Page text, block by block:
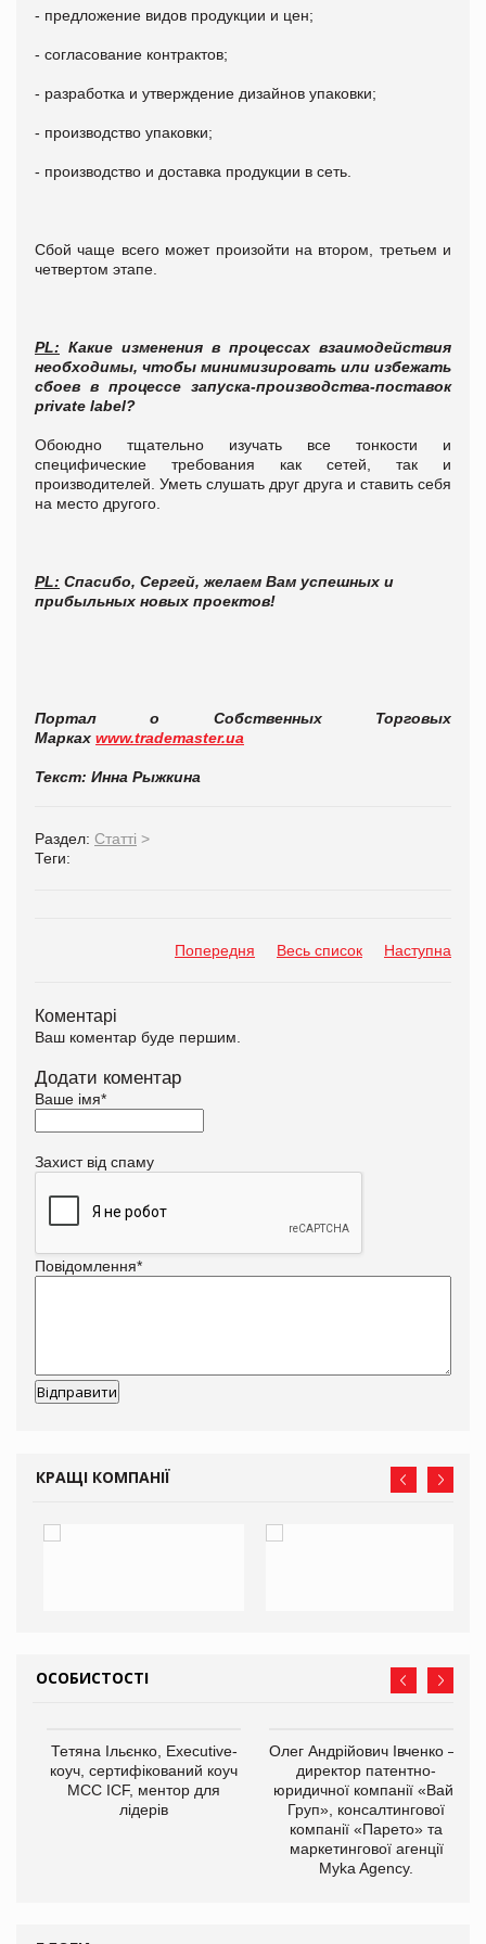
- предложение видов продукции и цен;
- согласование контрактов;
- разработка и утверждение дизайнов упаковки;
- производство упаковки;
- производство и доставка продукции в сеть.
Сбой чаще всего может произойти на втором, третьем и
четвертом этапе.
PL: Какие изменения в процессах взаимодействия
необходимы, чтобы минимизировать или избежать
сбоев в процессе запуска-производства-поставок
private label?
Обоюдно тщательно изучать все тонкости и
специфические требования как сетей, так и
производителей. Уметь слушать друг друга и ставить себя
на место другого.
PL: Спасибо, Сергей, желаем Вам успешных и
прибыльных новых проектов!
Портал о Собственных Торговых
Марках www.trademaster.ua
Текст: Инна Рыжкина
Раздел: Статті >
Теги:
Попередня Весь список Наступна
Коментарі
Ваш коментар буде першим.
Додати коментар
Ваше імя*
Захист від спаму
Повідомлення*
КРАЩІ КОМПАНІЇ
ОСОБИСТОСТІ
Тетяна Ільєнко, Executive-
коуч, сертифікований коуч
МСС ICF, ментор для
лідерів
Олег Андрійович Івченко —
директор патентно-
юридичної компанії «Вайз
Груп», консалтингової
компанії «Парето» та
маркетингової агенції
Myka Agency.